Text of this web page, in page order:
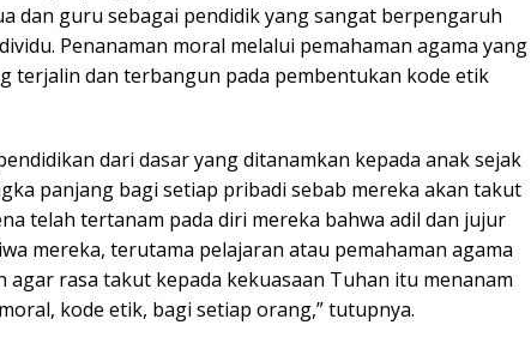
dan guru sebagai pendidik yang sangat berpengaruh
Penanaman moral melalui pemahaman agama yang
terjalin dan terbangun pada pembentukan kode etik
dari dasar yang ditanamkan kepada anak sejak
panjang bagi setiap pribadi sebab mereka akan takut
telah tertanam pada diri mereka bahwa adil dan jujur
mereka, terutama pelajaran atau pemahaman agama
rasa takut kepada kekuasaan Tuhan itu menanam
kode etik, bagi setiap orang,” tutupnya.